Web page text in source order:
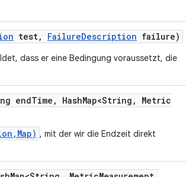
test, FailureDescription failure)
dass er eine Bedingung voraussetzt, die
endTime , HashMap<String ,
Metric
, mit der wir die Endzeit direkt